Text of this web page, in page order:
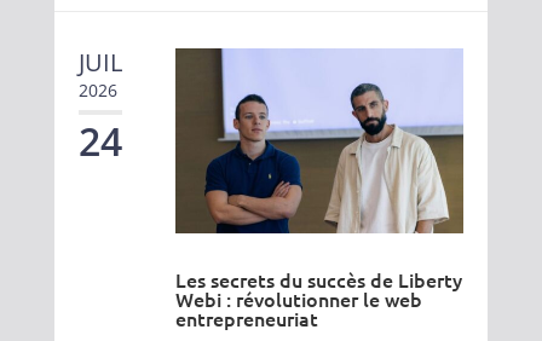
JUIL
2026
24
Les secrets du succès de Liberty
Webi : révolutionner le web
entrepreneuriat